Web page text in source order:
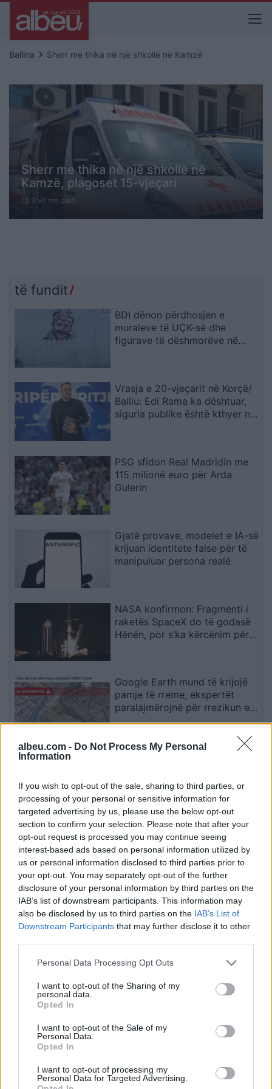
albeu.com - Do Not Process My Personal
Information
If you wish to opt-out of the sale, sharing to third parties, or
processing of your personal or sensitive information for
targeted advertising by us, please use the below opt-out
section to confirm your selection. Please note that after your
opt-out request is processed you may continue seeing
interest-based ads based on personal information utilized by
us or personal information disclosed to third parties prior to
your opt-out. You may separately opt-out of the further
disclosure of your personal information by third parties on the
IAB’s list of downstream participants. This information may
also be disclosed by us to third parties on the IAB’s List of
Downstream Participants that may further disclose it to other
Personal Data Processing Opt Outs
I want to opt-out of the Sharing of my
personal data.
Opted In
I want to opt-out of the Sale of my
Personal Data.
Opted In
I want to opt-out of processing my
Personal Data for Targeted Advertising.
Ballina keyboard_arrow_right Sherr me thika në një shkollë në Kamzë
Sherr me thika në një shkollë në
Kamzë, plagoset 15-vjeçari
schedule 3 vit me parë
të fundit
BDI dënon përdhosjen e
muraleve të UÇK-së dhe
figurave të dëshmorëve në
Vrasja e 20-vjeçarit në Korçë/
Balliu: Edi Rama ka dështuar,
siguria publike është kthyer në
PSG sfidon Real Madridin me
115 milionë euro për Arda
Gulerin
Gjatë provave, modelet e IA-së
krijuan identitete false për të
manipuluar persona realë
NASA konfirmon: Fragmenti i
raketës SpaceX do të godasë
Hënën, por s’ka kërcënim për
Google Earth mund të krijojë
pamje të rreme, ekspertët
paralajmërojnë për rrezikun e
dezinformimit
Situata mund të dalë jashtë
kërkojnë frenimin e zhvillimit të
IA-së
Esim for Global
Esim for USA | Esim for Italy Esim for Spain|
for Turkey|Esim for Germany|Esim for Greece|